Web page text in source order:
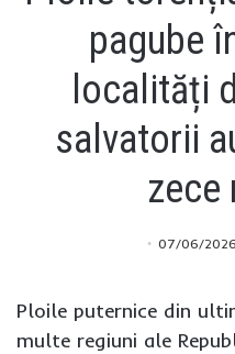
pagube
localități
salvatorii
zece
07/06/2026
Ploile puternice din
multe regiuni ale